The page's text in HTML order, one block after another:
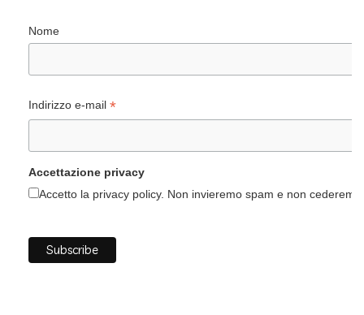
Nome
Indirizzo e-mail *
Accettazione privacy
Accetto la privacy policy. Non invieremo spam e non